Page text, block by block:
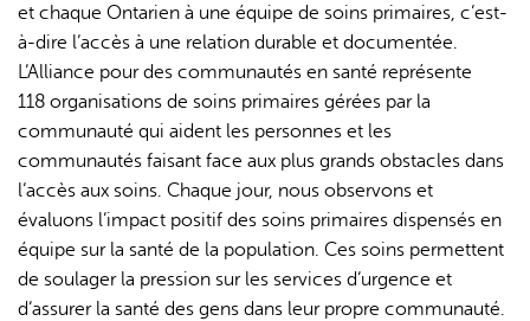
et chaque Ontarien à une équipe de soins primaires, c’est-
à-dire l’accès à une relation durable et documentée.
L’Alliance pour des communautés en santé représente
118 organisations de soins primaires gérées par la
communauté qui aident les personnes et les
communautés faisant face aux plus grands obstacles dans
l’accès aux soins. Chaque jour, nous observons et
évaluons l’impact positif des soins primaires dispensés en
équipe sur la santé de la population. Ces soins permettent
de soulager la pression sur les services d’urgence et
d’assurer la santé des gens dans leur propre communauté.